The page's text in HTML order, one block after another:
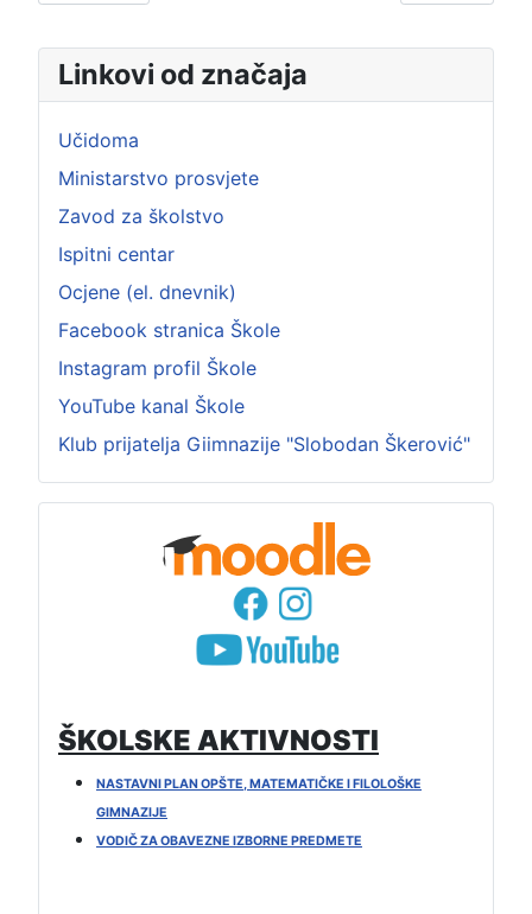
Linkovi od značaja
Učidoma
Ministarstvo prosvjete
Zavod za školstvo
Ispitni centar
Ocjene (el. dnevnik)
Facebook stranica Škole
Instagram profil Škole
YouTube kanal Škole
Klub prijatelja Giimnazije "Slobodan Škerović"
ŠKOLSKE AKTIVNOSTI
NASTAVNI PLAN OPŠTE, MATEMATIČKE I FILOLOŠKE
GIMNAZIJE
VODIČ ZA OBAVEZNE IZBORNE PREDMETE